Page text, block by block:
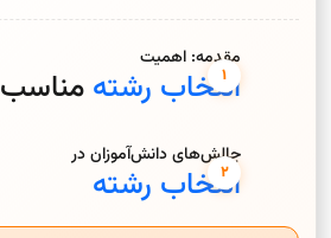
مقدمه: اهمیت
انتخاب رشته مناسب
چالش‌های دانش‌آموزان در
انتخاب رشته